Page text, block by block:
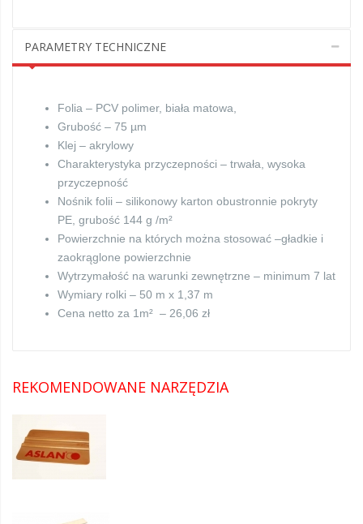
PARAMETRY TECHNICZNE
Folia – PCV polimer, biała matowa,
Grubość – 75 µm
Klej – akrylowy
Charakterystyka przyczepności – trwała, wysoka
przyczepność
Nośnik folii – silikonowy karton obustronnie pokryty
PE, grubość 144 g /m²
Powierzchnie na których można stosować –gładkie i
zaokrąglone powierzchnie
Wytrzymałość na warunki zewnętrzne – minimum 7 lat
Wymiary rolki – 50 m x 1,37 m
Cena netto za 1m² – 26,06 zł
REKOMENDOWANE NARZĘDZIA